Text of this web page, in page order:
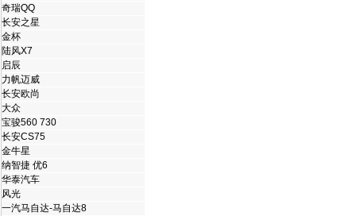
奇瑞QQ
长安之星
金杯
陆风X7
启辰
力帆迈威
长安欧尚
大众
宝骏560 730
长安CS75
金牛星
纳智捷 优6
华泰汽车
风光
一汽马自达-马自达8